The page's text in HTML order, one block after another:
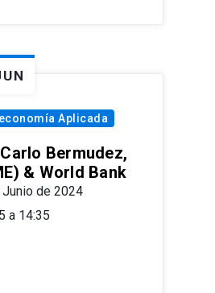
Aplicada
Bermudez,
& World Bank
Junio de 2024
a 14:35